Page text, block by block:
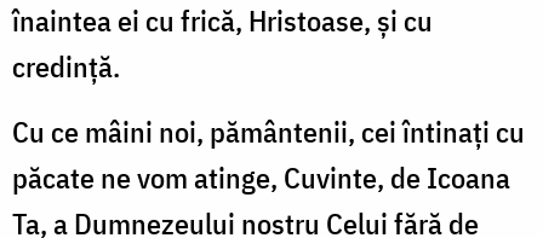
înaintea ei cu frică, Hristoase, şi cu
credinţă.
Cu ce mâini noi, pământenii, cei întinaţi cu
păcate ne vom atinge, Cuvinte, de Icoana
Ta, a Dumnezeului nostru Celui fără de